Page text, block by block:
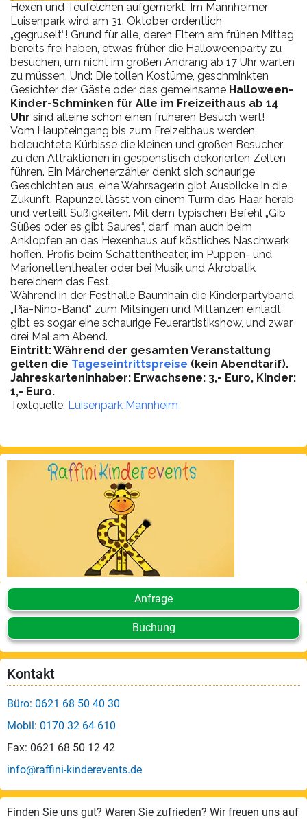
Hexen und Teufelchen aufgemerkt: Im Mannheimer
Luisenpark wird am 31. Oktober ordentlich
„gegruselt“! Grund für alle, deren Eltern am frühen Mittag
bereits frei haben, etwas früher die Halloweenparty zu
besuchen, um nicht im großen Andrang ab 17 Uhr warten
zu müssen. Und: Die tollen Kostüme, geschminkten
Gesichter der Gäste oder das gemeinsame Halloween-
Kinder-Schminken für Alle im Freizeithaus ab 14
Uhr sind alleine schon einen früheren Besuch wert!
Vom Haupteingang bis zum Freizeithaus werden
beleuchtete Kürbisse die kleinen und großen Besucher
zu den Attraktionen in gespenstisch dekorierten Zelten
führen. Ein Märchenerzähler denkt sich schaurige
Geschichten aus, eine Wahrsagerin gibt Ausblicke in die
Zukunft, Rapunzel lässt von einem Turm das Haar herab
und verteilt Süßigkeiten. Mit dem typischen Befehl „Gib
Süßes oder es gibt Saures“, darf man auch beim
Anklopfen an das Hexenhaus auf köstliches Naschwerk
hoffen. Profis beim Schattentheater, im Puppen- und
Marionettentheater oder bei Musik und Akrobatik
bereichern das Fest.
Während in der Festhalle Baumhain die Kinderpartyband
„Pia-Nino-Band“ zum Mitsingen und Mittanzen einlädt
gibt es sogar eine schaurige Feuerartistikshow, und zwar
drei Mal am Abend.
Eintritt: Während der gesamten Veranstaltung
gelten die Tageseintrittspreise (kein Abendtarif).
Jahreskarteninhaber: Erwachsene: 3,- Euro, Kinder:
1,- Euro.
Textquelle: Luisenpark Mannheim
Anfrage
Buchung
Kontakt
Büro: 0621 68 50 40 30
Mobil: 0170 32 64 610
Fax: 0621 68 50 12 42
info@raffini-kinderevents.de
Finden Sie uns gut? Waren Sie zufrieden? Wir freuen uns auf